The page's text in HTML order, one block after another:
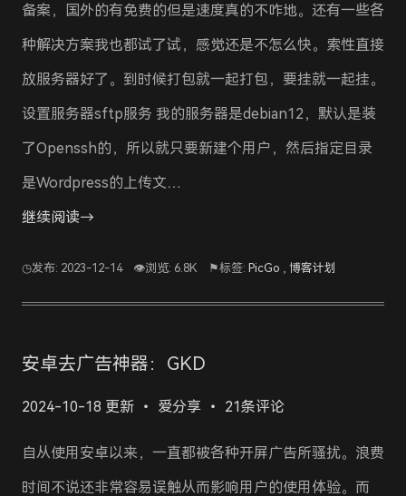
备案，国外的有免费的但是速度真的不咋地。还有一些各
种解决方案我也都试了试，感觉还是不怎么快。索性直接
放服务器好了。到时候打包就一起打包，要挂就一起挂。
设置服务器sftp服务 我的服务器是debian12，默认是装
了Openssh的，所以就只要新建个用户，然后指定目录
是Wordpress的上传文…
继续阅读→
◷发布: 2023-12-14 👁浏览: 6.8K ⚑标签: PicGo , 博客计划
安卓去广告神器：GKD
2024-10-18 更新 爱分享 21条评论
自从使用安卓以来，一直都被各种开屏广告所骚扰。浪费
时间不说还非常容易误触从而影响用户的使用体验。而